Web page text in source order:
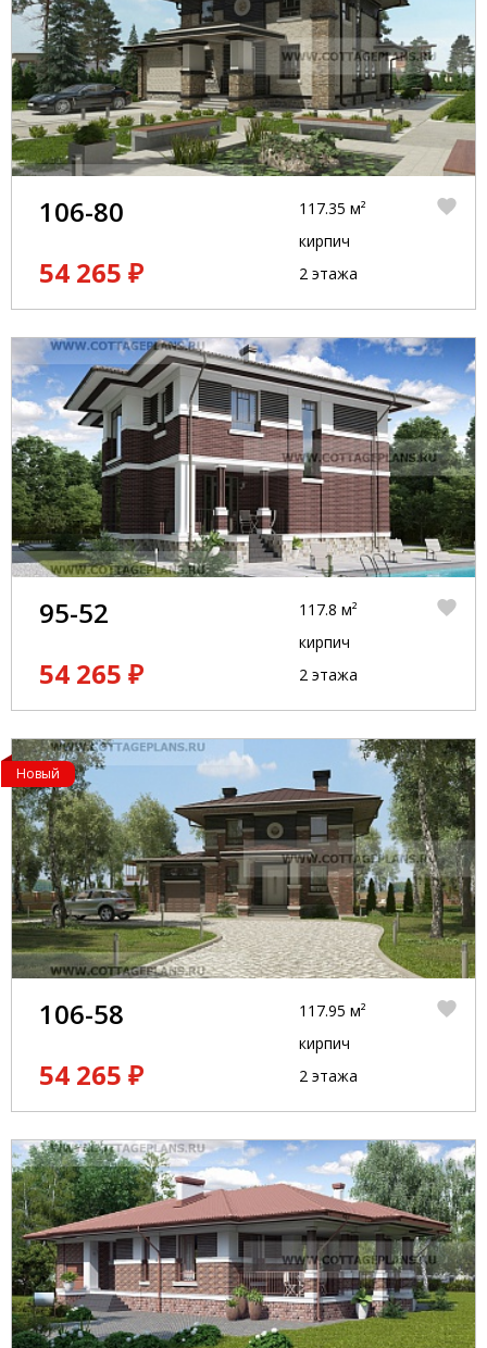
106-80
54 265 ₽
117.35 м²
кирпич
2 этажа
95-52
54 265 ₽
117.8 м²
кирпич
2 этажа
Новый
106-58
54 265 ₽
117.95 м²
кирпич
2 этажа